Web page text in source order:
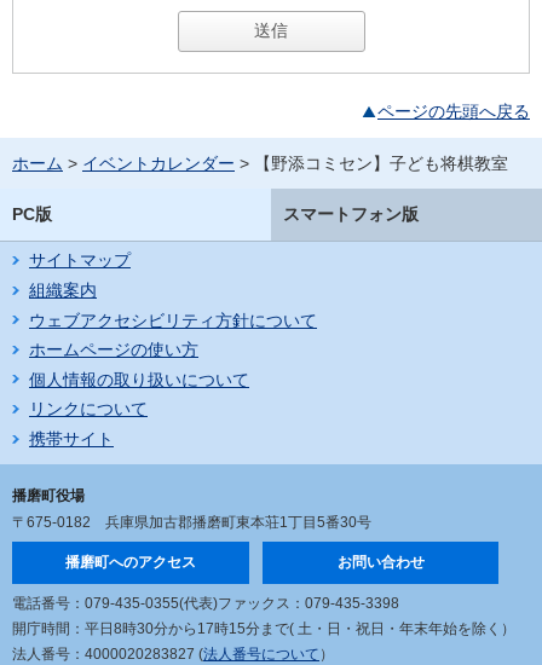
ページの先頭へ戻る
ホーム > イベントカレンダー > 【野添コミセン】子ども将棋教室
PC版 スマートフォン版
サイトマップ
組織案内
ウェブアクセシビリティ方針について
ホームページの使い方
個人情報の取り扱いについて
リンクについて
携帯サイト
播磨町役場
〒675-0182 兵庫県加古郡播磨町東本荘1丁目5番30号
播磨町へのアクセス お問い合わせ
電話番号：079-435-0355(代表)ファックス：079-435-3398
開庁時間：平日8時30分から17時15分まで( 土・日・祝日・年末年始を除く）
法人番号：4000020283827 (法人番号について ）